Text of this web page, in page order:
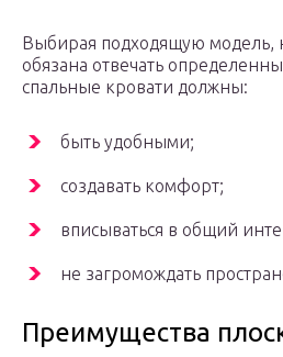
Выбирая подходящую модель,
обязана отвечать
спальные кровати должны:
быть удобными;
создавать комфорт;
вписываться в общий
не загромождать
Преимущества